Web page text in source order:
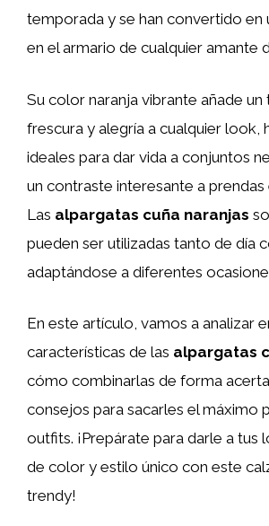
temporada y se han convertido en
en el armario de cualquier amante
Su color naranja vibrante añade un
frescura y alegría a cualquier look,
ideales para dar vida a conjuntos
un contraste interesante a prendas
Las alpargatas cuña naranjas
pueden ser utilizadas tanto de día
adaptándose a diferentes
En este artículo, vamos a analizar
características de las alpargatas
cómo combinarlas de forma
consejos para sacarles el máximo
outfits. ¡Prepárate para darle a tus
de color y estilo único con este
trendy!